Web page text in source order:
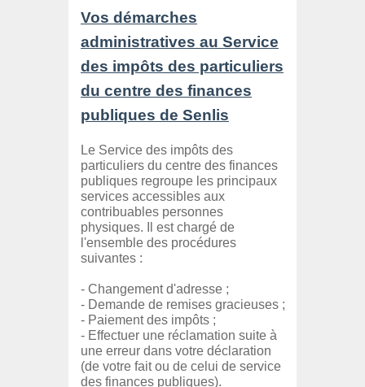
Vos démarches
administratives au Service
des impôts des particuliers
du centre des finances
publiques de Senlis
Le Service des impôts des
particuliers du centre des finances
publiques regroupe les principaux
services accessibles aux
contribuables personnes
physiques. Il est chargé de
l'ensemble des procédures
suivantes :
- Changement d'adresse ;
- Demande de remises gracieuses ;
- Paiement des impôts ;
- Effectuer une réclamation suite à
une erreur dans votre déclaration
(de votre fait ou de celui de service
des finances publiques).